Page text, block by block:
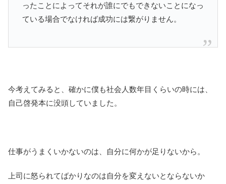
ったことによってそれが誰にでもできないことになっ
ている場合でなければ成功には繋がりません。
今考えてみると、確かに僕も社会人数年目くらいの時には、
自己啓発本に没頭していました。
仕事がうまくいかないのは、自分に何かが足りないから。
上司に怒られてばかりなのは自分を変えないとならないか